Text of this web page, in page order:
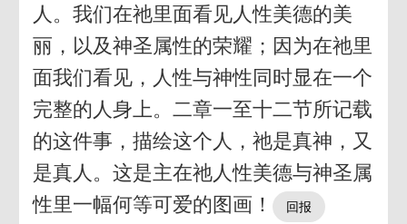
人。我们在祂里面看见人性美德的美
丽，以及神圣属性的荣耀；因为在祂里
面我们看见，人性与神性同时显在一个
完整的人身上。二章一至十二节所记载
的这件事，描绘这个人，祂是真神，又
是真人。这是主在祂人性美德与神圣属
性里一幅何等可爱的图画！